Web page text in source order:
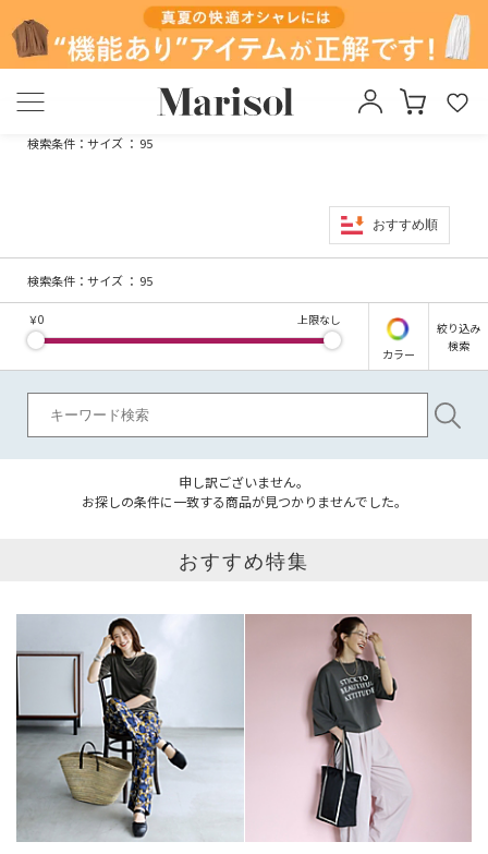
検索条件： サイズ ： 95
おすすめ順
検索条件： サイズ ： 95
￥0 上限なし
カラー
絞り込み
検索
申し訳ございません。
お探しの条件に一致する商品が見つかりませんでした。
カテゴリ
サイズ 95
掲載雑誌
円
おすすめ特集